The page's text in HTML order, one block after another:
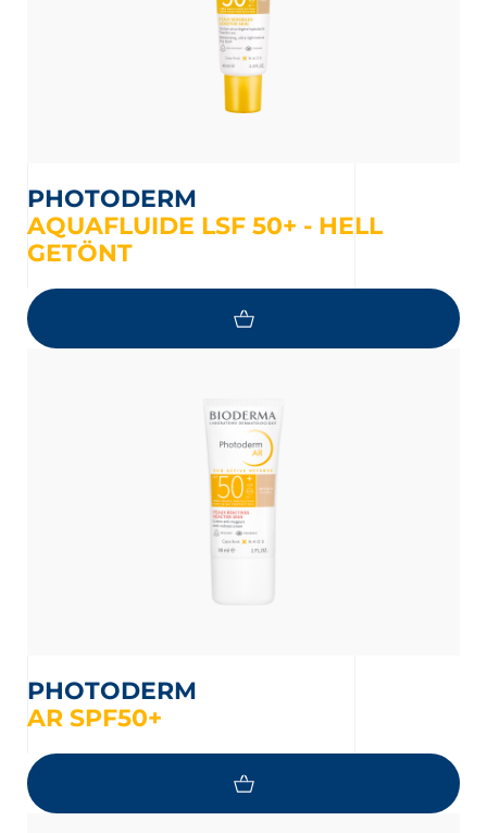
PHOTODERM
AQUAFLUIDE LSF 50+ - HELL
GETÖNT
PHOTODERM
AR SPF50+